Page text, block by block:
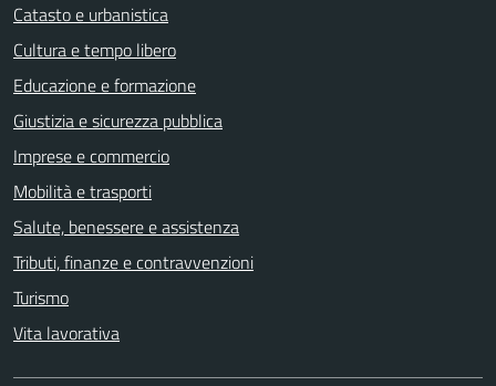
Catasto e urbanistica
Cultura e tempo libero
Educazione e formazione
Giustizia e sicurezza pubblica
Imprese e commercio
Mobilità e trasporti
Salute, benessere e assistenza
Tributi, finanze e contravvenzioni
Turismo
Vita lavorativa